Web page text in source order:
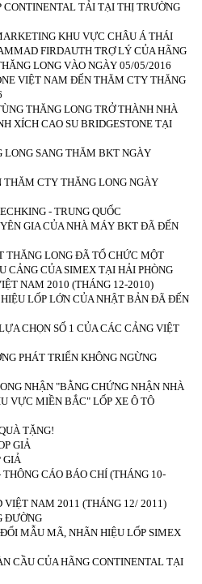
CONTINENTAL TẢI TẠI THỊ TRƯỜNG
KHU VỰC CHÂU Á THÁI
FIRDAUTH TRỢ LÝ CỦA HÃNG
LONG VÀO NGÀY 05/05/2016
VIỆT NAM ĐẾN THĂM CTY THĂNG
THĂNG LONG TRỞ THÀNH NHÀ
XÍCH CAO SU BRIDGESTONE TẠI
SANG THĂM BKT NGÀY
THĂM CTY THĂNG LONG NGÀY
- TRUNG QUỐC
GIA CỦA NHÀ MÁY BKT ĐÃ ĐẾN
THĂNG LONG ĐÃ TỔ CHỨC MỘT
CẢNG CỦA SIMEX TẠI HẢI PHÒNG
NAM 2010 (THÁNG 12-2010)
LỐP LỚN CỦA NHẬT BẢN ĐÃ ĐẾN
CHỌN SỐ 1 CỦA CÁC CẢNG VIỆT
PHÁT TRIỂN KHÔNG NGỪNG
NHẬN "BẰNG CHỨNG NHẬN NHÀ
VỰC MIỀN BẮC" LỐP XE Ô TÔ
TẶNG!
GIẢ
GIẢ
CÁO BÁO CHÍ (THÁNG 10-
VIỆT NAM 2011 (THÁNG 12/ 2011)
ĐƯỜNG
MẪU MÃ, NHÃN HIỆU LỐP SIMEX
CẦU CỦA HÃNG CONTINENTAL TẠI